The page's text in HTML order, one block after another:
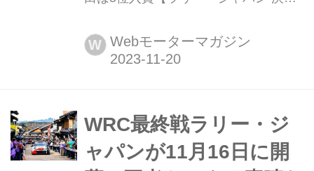
WRC(世界ラリー選手権)第13戦最終戦
ラリー・ジャパンが愛知・岐阜エリア
優勝、2位にはセバスチャン・オジ
ェ、3位にはカッレ・ロバンペラが入
り、トヨタが地元で1-2-3フィニッシ...
W Webモーターマガジン
WRC最終戦ラリー・ジ
ャパンが11月16日に開